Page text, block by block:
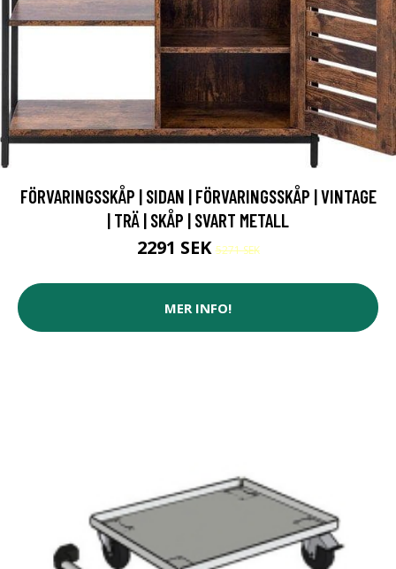
FÖRVARINGSSKÅP | SIDAN | FÖRVARINGSSKÅP | VINTAGE
| TRÄ | SKÅP | SVART METALL
2291 SEK5271 SEK
MER INFO!